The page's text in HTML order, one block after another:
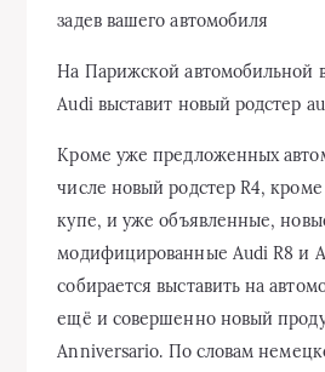
задев вашего автомобиля
На Парижской автомобильной
Audi выставит новый родстер
Кроме уже предложенных
числе новый родстер R4,
купе, и уже объявленные,
модифицированные Audi R8 и
собирается выставить на
ещё и совершенно новый
Anniversario. По словам